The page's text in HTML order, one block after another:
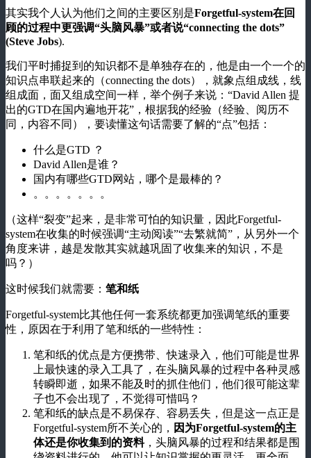
其实我个人认为他们之间的主要区别是Forgetful-system在回
顾的过程中更强调“头脑风暴”或者说“connecting the dots”
(Steve Jobs).
我们平时捕捉到的知识都不是单独存在的，他是由一个一个的
知识点串联起来的（connecting the dots），就象点组成线，线
组成面，面又组成空间一样，举个例子来说：“David Allen 提
出的GTD在国内遍地开花”，根据我的经验（经验、阅历不
同，内容不同），要读懂这句话需要了解的“点”包括：
什么是GTD ？
David Allen是谁？
国内有哪些GTD网站，哪个是最棒的？
。。。。。。。
（这样“裂变”起来，是非常可怕的知识量，因此Forgetful-
system在收集的时候强调“主动阅读”“去繁就简”，从另外一个
角度来讲，越是发散其实就越巩固了收集来的知识，不是
吗？）
这时候我们就需要： 笔和纸
Forgetful-system比其他任何一套系统都更加强调笔纸的重要
性，原因在于利用了笔和纸的一些特性：
笔和纸的优点是方便携带、快速录入，他们可能是世界
上最快速的录入工具了，在头脑风暴的过程中各种灵感
转瞬即逝，如果不能及时的抓住他们，他们很可能这辈
子也不会出现了，不觉得可惜吗？
笔和纸的缺点是不易保存、容易丢失，但是这一点正是
Forgetful-system所不关心的， 因为Forgetful-system的主
体还是你收集到的资料，头脑风暴的过程和结果都是围